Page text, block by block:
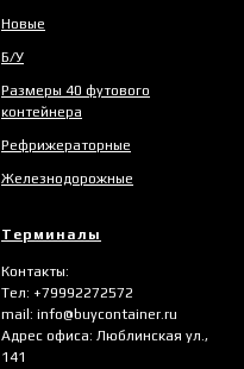
Новые
Б/У
Размеры 40 футового
контейнера
Рефрижераторные
Железнодорожные
Терминалы
Контакты:
Тел: +79992272572
mail: info@buycontainer.ru
Адрес офиса: Люблинская ул.,
141